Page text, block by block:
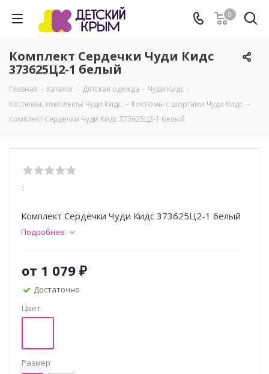
0
Комплект Сердечки Чуди Кидс
373625Ц2-1 белый
Главная - Каталог - Детская одежда - Чуди Кидс -
Костюмы, комплекты Чуди Кидс - Костюмы с шортами Чуди Кидс -
Комплект Сердечки Чуди Кидс 373625Ц2-1 белый
:
Комплект Сердечки Чуди Кидс 373625Ц2-1 белый
Подробнее
от 1 079 ₽
Достаточно
Цвет
Размер